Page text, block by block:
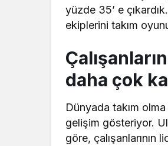
yüzde 35’ e
ekiplerini takım
daha çok
Dünyada takım
gelişim gösteriyor.
göre,